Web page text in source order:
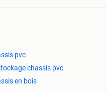
kiep
kiep
kiep
pvc
chassis pvc
en bois